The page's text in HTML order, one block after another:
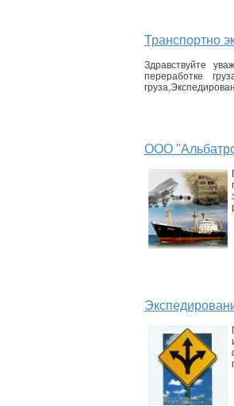
Транспортно
Здравствуйте
переработке
ООО